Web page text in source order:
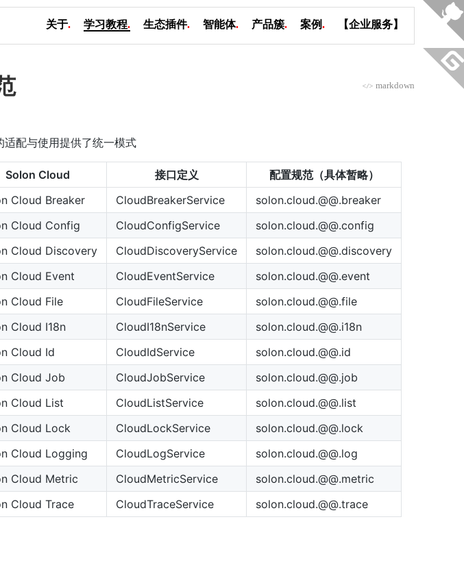
关于. 学习教程. 生态插件. 智能体. 产品簇. 案例. 【企业服务】
</> markdown
配与使用提供了统一模式
Solon Cloud 接口定义
配置规范（具体暂略）
Cloud Breaker CloudBreakerService
solon.cloud.@@.breaker
Cloud Config CloudConfigService
solon.cloud.@@.config
Cloud Discovery CloudDiscoveryService
solon.cloud.@@.discovery
Cloud Event CloudEventService
solon.cloud.@@.event
Cloud File CloudFileService
solon.cloud.@@.file
Cloud I18n CloudI18nService
solon.cloud.@@.i18n
Cloud Id CloudIdService
solon.cloud.@@.id
Cloud Job CloudJobService
solon.cloud.@@.job
Cloud List CloudListService
solon.cloud.@@.list
Cloud Lock CloudLockService
solon.cloud.@@.lock
Cloud Logging CloudLogService
solon.cloud.@@.log
Cloud Metric CloudMetricService
solon.cloud.@@.metric
Cloud Trace CloudTraceService solon.cloud.@@.trace